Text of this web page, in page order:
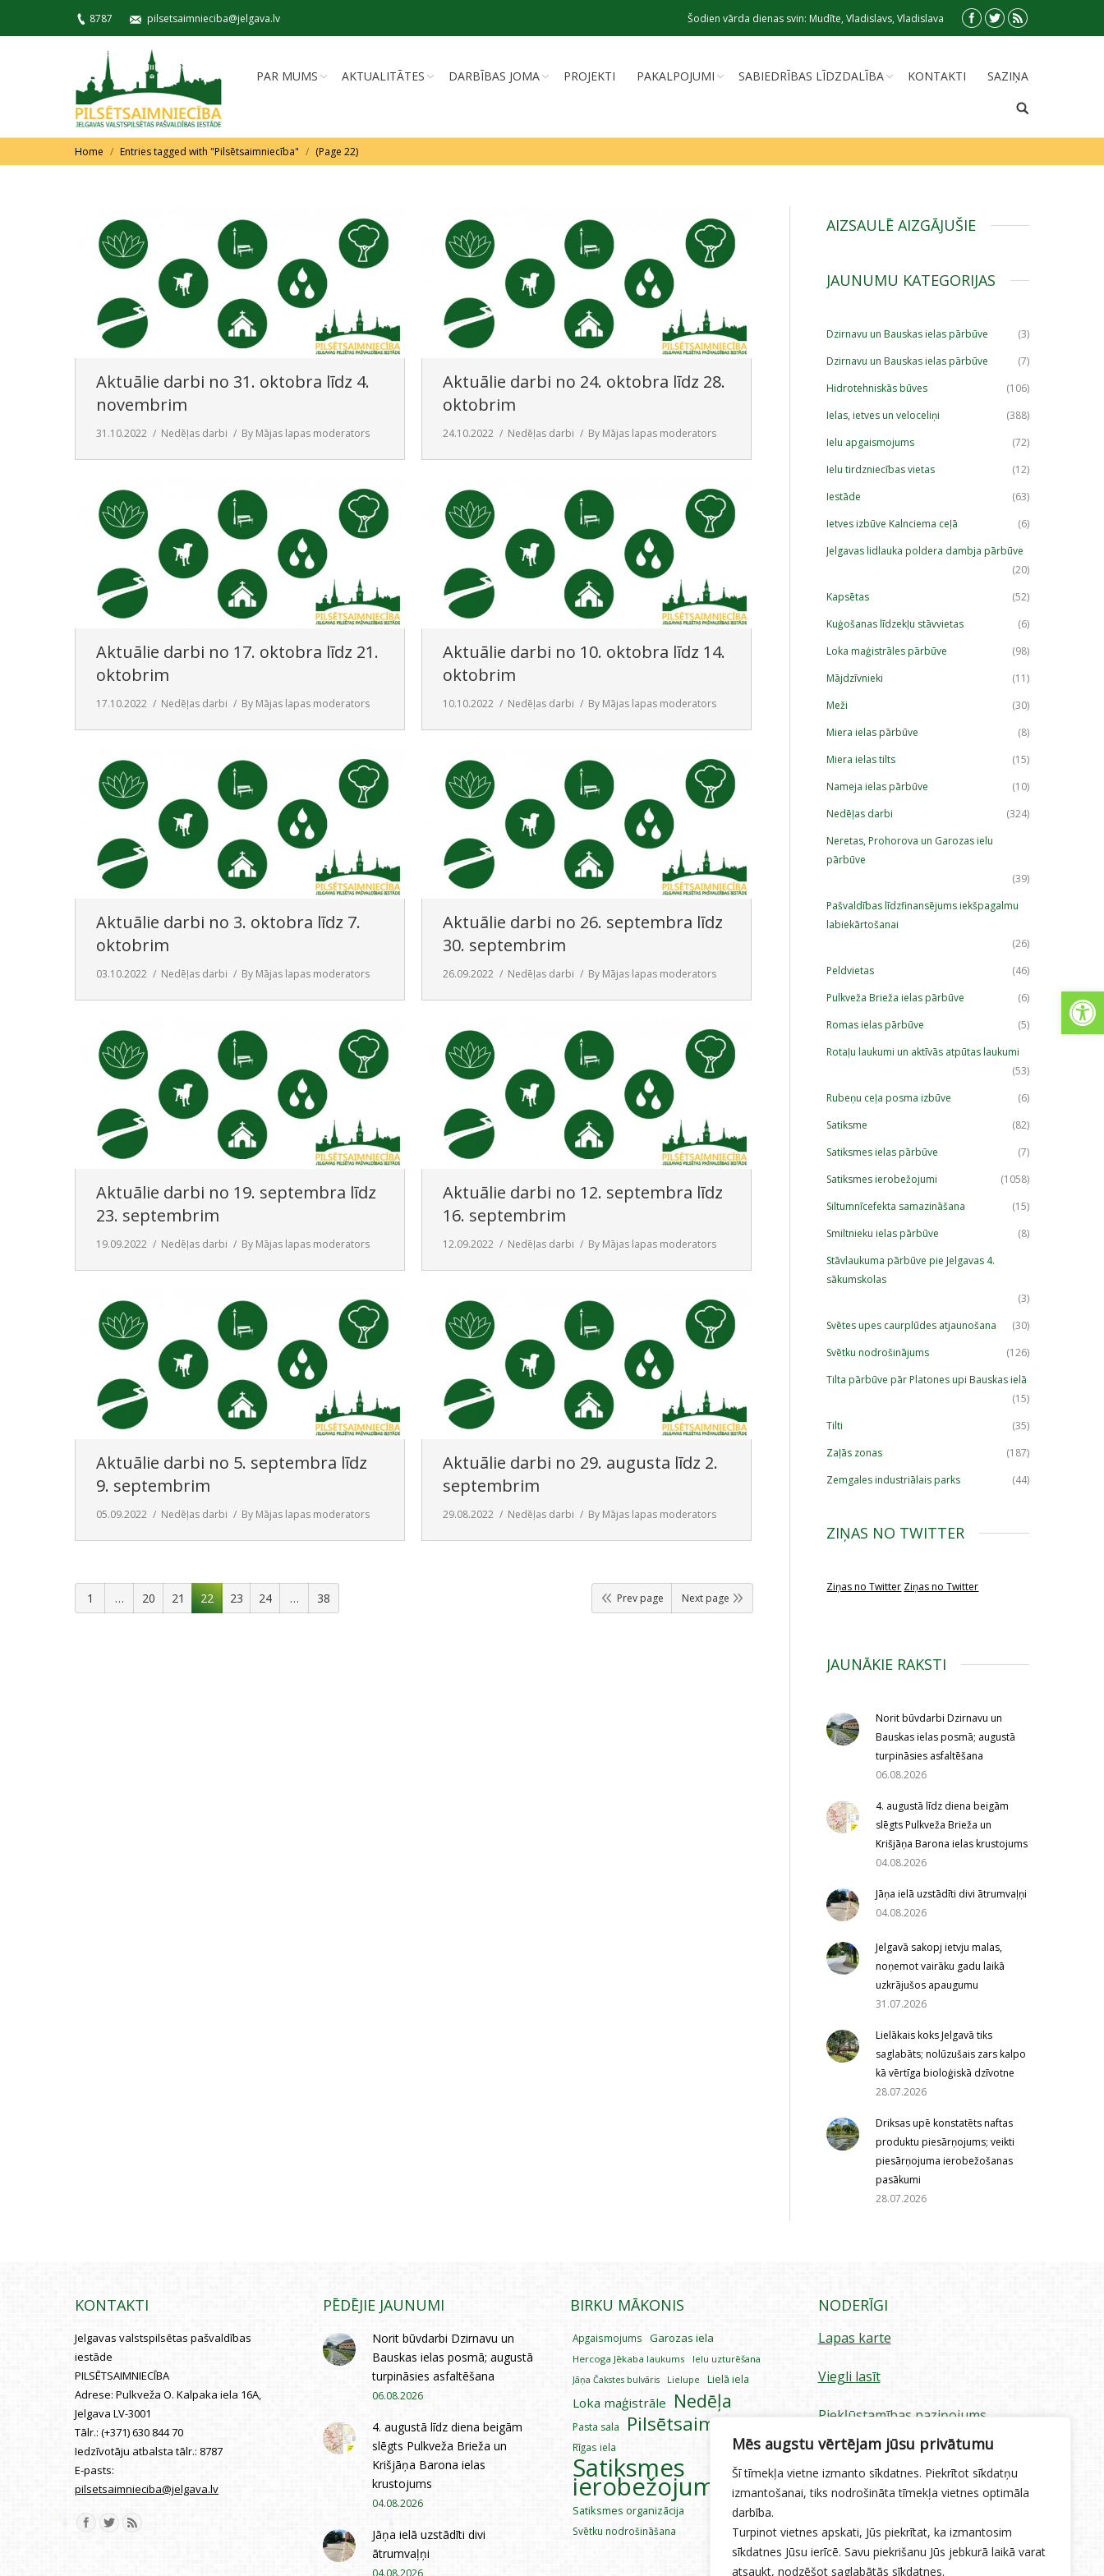
Mēs augstu vērtējam jūsu privātumu
Šī tīmekļa vietne izmanto sīkdatnes. Piekrītot sīkdatņu
izmantošanai, tiks nodrošināta tīmekļa vietnes optimāla
darbība.
Turpinot vietnes apskati, Jūs piekrītat, ka izmantosim
sīkdatnes Jūsu ierīcē. Savu piekrišanu Jūs jebkurā laikā varat
atsaukt, nodzēšot saglabātās sīkdatnes.
8787 pilsetsaimnieciba@jelgava.lv Šodien vārda dienas svin: Mudīte, Vladislavs, Vladislava
PAR MUMS AKTUALITĀTES DARBĪBAS JOMA PROJEKTI PAKALPOJUMI SABIEDRĪBAS LĪDZDALĪBA KONTAKTI SAZIŅA
You are here:
Home Entries tagged with "Pilsētsaimniecība" (Page 22)
Aktuālie darbi no 31. oktobra līdz 4.
novembrim
31.10.2022 Nedēļas darbi By Mājas lapas moderators
Aktuālie darbi no 24. oktobra līdz 28.
oktobrim
24.10.2022 Nedēļas darbi By Mājas lapas moderators
Aktuālie darbi no 17. oktobra līdz 21.
oktobrim
17.10.2022 Nedēļas darbi By Mājas lapas moderators
Aktuālie darbi no 10. oktobra līdz 14.
oktobrim
10.10.2022 Nedēļas darbi By Mājas lapas moderators
Aktuālie darbi no 3. oktobra līdz 7.
oktobrim
03.10.2022 Nedēļas darbi By Mājas lapas moderators
Aktuālie darbi no 26. septembra līdz
30. septembrim
26.09.2022 Nedēļas darbi By Mājas lapas moderators
Aktuālie darbi no 19. septembra līdz
23. septembrim
19.09.2022 Nedēļas darbi By Mājas lapas moderators
Aktuālie darbi no 12. septembra līdz
16. septembrim
12.09.2022 Nedēļas darbi By Mājas lapas moderators
Aktuālie darbi no 5. septembra līdz
9. septembrim
05.09.2022 Nedēļas darbi By Mājas lapas moderators
Aktuālie darbi no 29. augusta līdz 2.
septembrim
29.08.2022 Nedēļas darbi By Mājas lapas moderators
1 … 20 21 22 23 24 … 38 Prev page Next page
AIZSAULĒ AIZGĀJUŠIE
JAUNUMU KATEGORIJAS
Dzirnavu un Bauskas ielas pārbūve
(3)
Dzirnavu un Bauskas ielas pārbūve
(7)
Hidrotehniskās būves
(106)
Ielas, ietves un veloceliņi
(388)
Ielu apgaismojums
(72)
Ielu tirdzniecības vietas
(12)
Iestāde
(63)
Ietves izbūve Kalnciema ceļā
(6)
Jelgavas lidlauka poldera dambja pārbūve
(20)
Kapsētas
(52)
Kuģošanas līdzekļu stāvvietas
(6)
Loka maģistrāles pārbūve
(98)
Mājdzīvnieki
(11)
Meži
(30)
Miera ielas pārbūve
(8)
Miera ielas tilts
(15)
Nameja ielas pārbūve
(10)
Nedēļas darbi
(324)
Neretas, Prohorova un Garozas ielu
pārbūve
(39)
Pašvaldības līdzfinansējums iekšpagalmu
labiekārtošanai
(26)
Peldvietas
(46)
Pulkveža Brieža ielas pārbūve
(6)
Romas ielas pārbūve
(5)
Rotaļu laukumi un aktīvās atpūtas laukumi
(53)
Rubeņu ceļa posma izbūve
(6)
Satiksme
(82)
Satiksmes ielas pārbūve
(7)
Satiksmes ierobežojumi
(1058)
Siltumnīcefekta samazināšana
(15)
Smiltnieku ielas pārbūve
(8)
Stāvlaukuma pārbūve pie Jelgavas 4.
sākumskolas
(3)
Svētes upes caurplūdes atjaunošana
(30)
Svētku nodrošinājums
(126)
Tilta pārbūve pār Platones upi Bauskas ielā
(15)
Tilti
(35)
Zaļās zonas
(187)
Zemgales industriālais parks
(44)
ZIŅAS NO TWITTER
Ziņas no Twitter Ziņas no Twitter
JAUNĀKIE RAKSTI
Norit būvdarbi Dzirnavu un
Bauskas ielas posmā; augustā
turpināsies asfaltēšana
06.08.2026
4. augustā līdz diena beigām
slēgts Pulkveža Brieža un
Krišjāņa Barona ielas krustojums
04.08.2026
Jāņa ielā uzstādīti divi ātrumvaļņi
04.08.2026
Jelgavā sakopj ietvju malas,
noņemot vairāku gadu laikā
uzkrājušos apaugumu
31.07.2026
Lielākais koks Jelgavā tiks
saglabāts; nolūzušais zars kalpo
kā vērtīga bioloģiskā dzīvotne
28.07.2026
Driksas upē konstatēts naftas
produktu piesārņojums; veikti
piesārņojuma ierobežošanas
pasākumi
28.07.2026
KONTAKTI
Jelgavas valstspilsētas pašvaldības
iestāde
PILSĒTSAIMNIECĪBA
Adrese: Pulkveža O. Kalpaka iela 16A,
Jelgava LV-3001
Tālr.: (+371) 630 844 70
Iedzīvotāju atbalsta tālr.: 8787
E-pasts:
pilsetsaimnieciba@jelgava.lv
Find us on:
PĒDĒJIE JAUNUMI
Norit būvdarbi Dzirnavu un
Bauskas ielas posmā; augustā
turpināsies asfaltēšana
06.08.2026
4. augustā līdz diena beigām
slēgts Pulkveža Brieža un
Krišjāņa Barona ielas
krustojums
04.08.2026
Jāņa ielā uzstādīti divi
ātrumvaļņi
04.08.2026
BIRKU MĀKONIS
Apgaismojums Garozas iela
Hercoga Jēkaba laukums Ielu uzturēšana
Jāņa Čakstes bulvāris Lielupe Lielā iela
Loka maģistrāle Nedēļa
Pasta sala Pilsētsaimniecība
Rīgas iela
Satiksmes
ierobežojumi
Satiksmes organizācija
Svētku nodrošināšana
NODERĪGI
Lapas karte
Viegli lasīt
Piekļūstamības paziņojums
Sīkdatņu izmantošana
Privātuma politika
Ētikas kodekss